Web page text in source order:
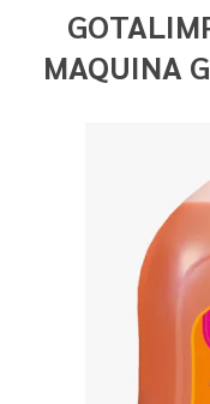
MAQUINA